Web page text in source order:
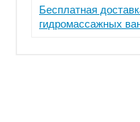
Бесплатная
гидромассажных